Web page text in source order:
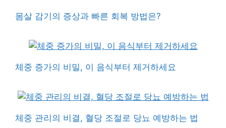
몸살 감기의 증상과 빠른 회복 방법은?
체중 증가의 비밀, 이 음식부터 제거하세요
체중 관리의 비결, 혈당 조절로 당뇨 예방하는 법